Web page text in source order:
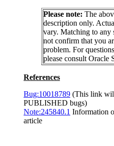
Please note: The
description only.
vary. Matching to any
not confirm that you
problem. For
please consult Oracle
References
Bug:10018789 (This link
PUBLISHED bugs)
Note:245840.1 Information
article